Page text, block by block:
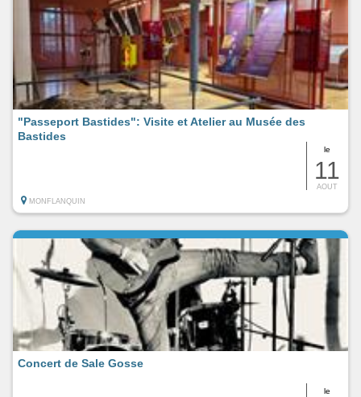
le
11
AOUT
"Passeport Bastides": Visite et Atelier au Musée des
Bastides
MONFLANQUIN
le
Concert de Sale Gosse